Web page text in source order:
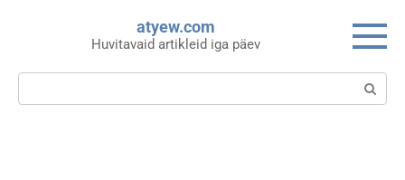
atyew.com
Huvitavaid artikleid iga päev
Search: